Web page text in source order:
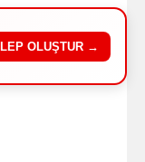
OLUŞTUR →